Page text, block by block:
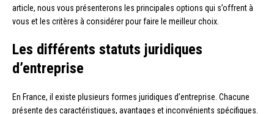
article, nous vous présenterons les principales options qui s’offrent à
vous et les critères à considérer pour faire le meilleur choix.
Les différents statuts juridiques
d’entreprise
En France, il existe plusieurs formes juridiques d’entreprise. Chacune
présente des caractéristiques, avantages et inconvénients spécifiques.